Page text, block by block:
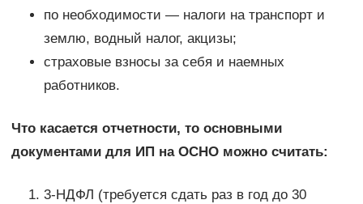
по необходимости — налоги на транспорт и
землю, водный налог, акцизы;
страховые взносы за себя и наемных
работников.
Что касается отчетности, то основными
документами для ИП на ОСНО можно считать:
3-НДФЛ (требуется сдать раз в год до 30